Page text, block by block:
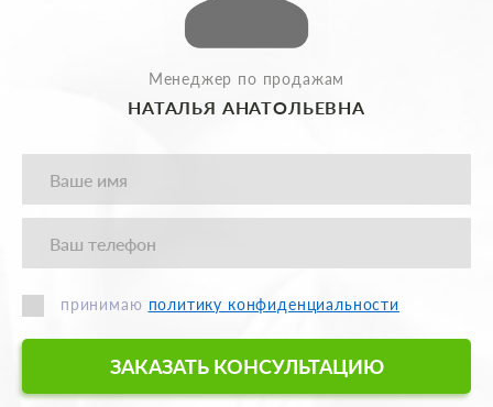
Менеджер по продажам
НАТАЛЬЯ АНАТОЛЬЕВНА
принимаю политику конфиденциальности
ЗАКАЗАТЬ КОНСУЛЬТАЦИЮ